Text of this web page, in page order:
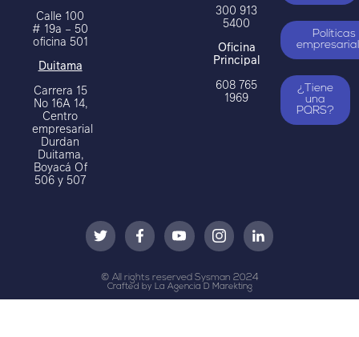
Calle 100
# 19a – 50
oficina 501
Duitama
Carrera 15
No 16A 14,
Centro
empresarial
Durdan
Duitama,
Boyacá Of
506 y 507
300 913
5400
Oficina
Principal
608 765
1969
Políticas
¿Tiene
una
PQRS?
© All rights reserved Sysman 2024
Crafted by La Agencia D Marekting